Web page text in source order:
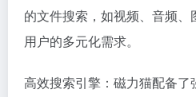
的文件搜索，如视频、音频
用户的多元化需求。
高效搜索引擎：磁力猫配备